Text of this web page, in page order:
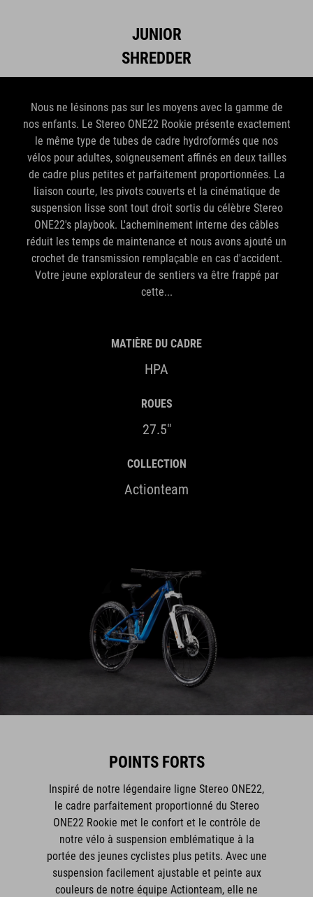
JUNIOR
SHREDDER
Nous ne lésinons pas sur les moyens avec la gamme de
nos enfants. Le Stereo ONE22 Rookie présente exactement
le même type de tubes de cadre hydroformés que nos
vélos pour adultes, soigneusement affinés en deux tailles
de cadre plus petites et parfaitement proportionnées. La
liaison courte, les pivots couverts et la cinématique de
suspension lisse sont tout droit sortis du célèbre Stereo
ONE22's playbook. L'acheminement interne des câbles
réduit les temps de maintenance et nous avons ajouté un
crochet de transmission remplaçable en cas d'accident.
Votre jeune explorateur de sentiers va être frappé par
cette...
MATIÈRE DU CADRE
HPA
ROUES
27.5"
COLLECTION
Actionteam
POINTS FORTS
Inspiré de notre légendaire ligne Stereo ONE22,
le cadre parfaitement proportionné du Stereo
ONE22 Rookie met le confort et le contrôle de
notre vélo à suspension emblématique à la
portée des jeunes cyclistes plus petits. Avec une
suspension facilement ajustable et peinte aux
couleurs de notre équipe Actionteam, elle ne